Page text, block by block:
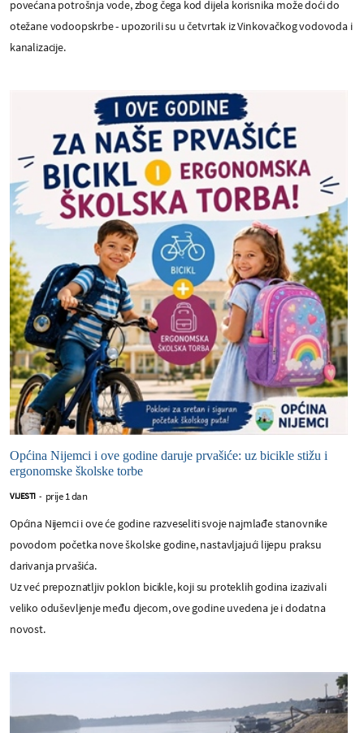
povećana potrošnja vode, zbog čega kod dijela korisnika može doći do
otežane vodoopskrbe - upozorili su u četvrtak iz Vinkovačkog vodovoda i
kanalizacije.
Općina Nijemci i ove godine daruje prvašiće: uz bicikle stižu i
ergonomske školske torbe
VIJESTI - prije 1 dan
Općina Nijemci i ove će godine razveseliti svoje najmlađe stanovnike
povodom početka nove školske godine, nastavljajući lijepu praksu
darivanja prvašića.
Uz već prepoznatljiv poklon bicikle, koji su proteklih godina izazivali
veliko oduševljenje među djecom, ove godine uvedena je i dodatna
novost.